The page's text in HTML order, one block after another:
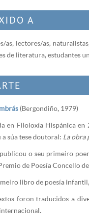
A
as, lectores/as,
de literatura, estudantes
(Bergondiño, 1979)
en Filoloxía Hispánica
a súa tese doutoral: La obra
o seu primeiro
de Poesía Concello
libro de poesía infantil,
foron traducidos a